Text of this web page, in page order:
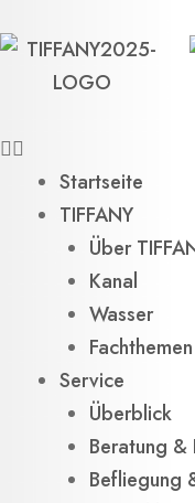
Inhalt
springen
Startseite
TIFFANY
Über
Kanal
Wasser
Fachthemen
Service
Überblick
Beratung
Befliegung